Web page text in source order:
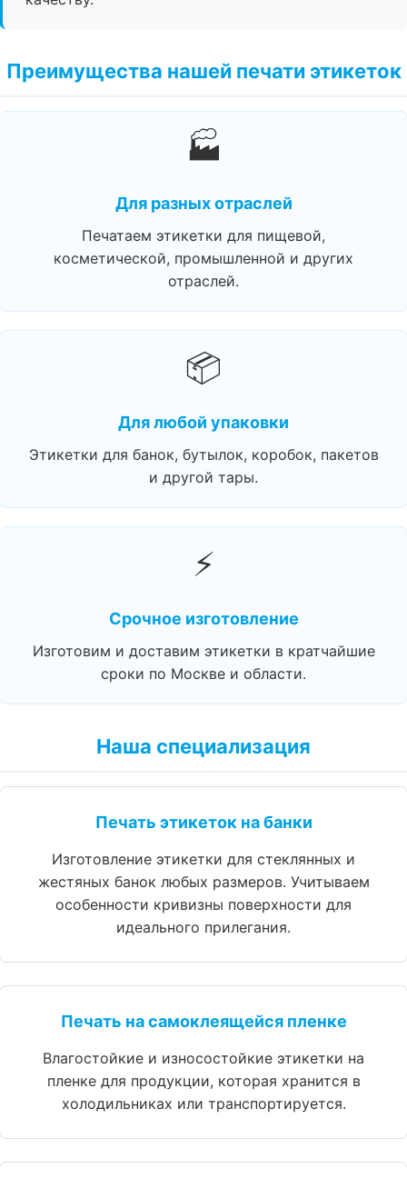
Преимущества нашей печати этикеток
🏭
Для разных отраслей
Печатаем этикетки для пищевой,
косметической, промышленной и других
отраслей.
📦
Для любой упаковки
Этикетки для банок, бутылок, коробок, пакетов
и другой тары.
⚡
Срочное изготовление
Изготовим и доставим этикетки в кратчайшие
сроки по Москве и области.
Наша специализация
Печать этикеток на банки
Изготовление этикетки для стеклянных и
жестяных банок любых размеров. Учитываем
особенности кривизны поверхности для
идеального прилегания.
Печать на самоклеящейся пленке
Влагостойкие и износостойкие этикетки на
пленке для продукции, которая хранится в
холодильниках или транспортируется.